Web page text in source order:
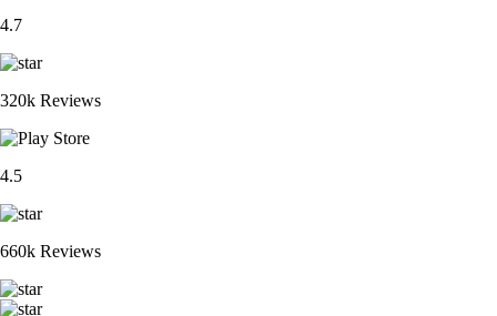
4.7
320k Reviews
4.5
660k Reviews